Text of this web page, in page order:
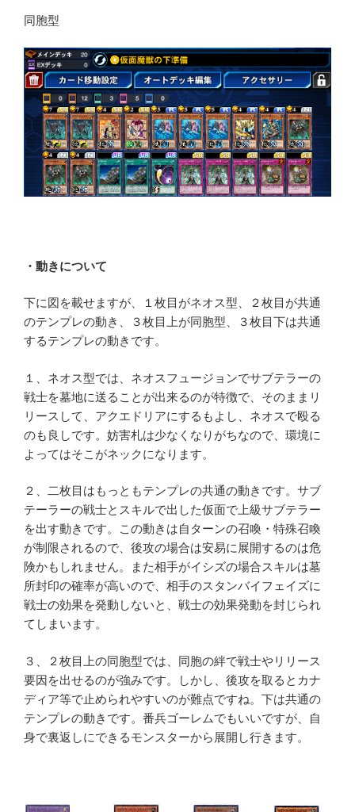
同胞型
・動きについて
下に図を載せますが、１枚目がネオス型、２枚目が共通
のテンプレの動き、３枚目上が同胞型、３枚目下は共通
するテンプレの動きです。
１、ネオス型では、ネオスフュージョンでサブテラーの
戦士を墓地に送ることが出来るのが特徴で、そのままリ
リースして、アクエドリアにするもよし、ネオスで殴る
のも良しです。妨害札は少なくなりがちなので、環境に
よってはそこがネックになります。
２、二枚目はもっともテンプレの共通の動きです。サブ
テーラーの戦士とスキルで出した仮面で上級サブテラー
を出す動きです。この動きは自ターンの召喚・特殊召喚
が制限されるので、後攻の場合は安易に展開するのは危
険かもしれません。また相手がイシズの場合スキルは墓
所封印の確率が高いので、相手のスタンバイフェイズに
戦士の効果を発動しないと、戦士の効果発動を封じられ
てしまいます。
３、２枚目上の同胞型では、同胞の絆で戦士やリリース
要因を出せるのが強みです。しかし、後攻を取るとカナ
ディア等で止められやすいのが難点ですね。下は共通の
テンプレの動きです。番兵ゴーレムでもいいですが、自
身で裏返しにできるモンスターから展開し行きます。